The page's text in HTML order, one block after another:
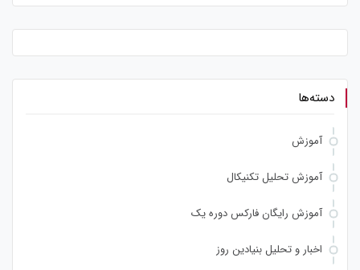
دسته‌ها
آموزش
آموزش تحلیل تکنیکال
آموزش رایگان فارکس دوره یک
اخبار و تحلیل بنیادین روز